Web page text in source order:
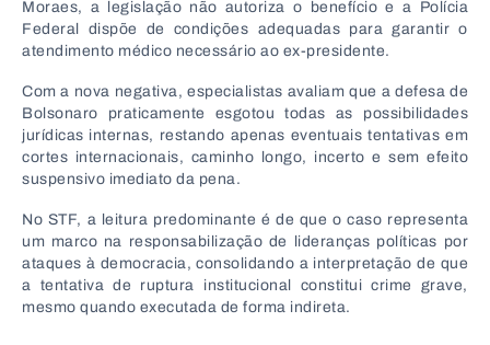
Moraes, a legislação não autoriza o benefício e a Polícia
Federal dispõe de condições adequadas para garantir o
atendimento médico necessário ao ex-presidente.
Com a nova negativa, especialistas avaliam que a defesa de
Bolsonaro praticamente esgotou todas as possibilidades
jurídicas internas, restando apenas eventuais tentativas em
cortes internacionais, caminho longo, incerto e sem efeito
suspensivo imediato da pena.
No STF, a leitura predominante é de que o caso representa
um marco na responsabilização de lideranças políticas por
ataques à democracia, consolidando a interpretação de que
a tentativa de ruptura institucional constitui crime grave,
mesmo quando executada de forma indireta.